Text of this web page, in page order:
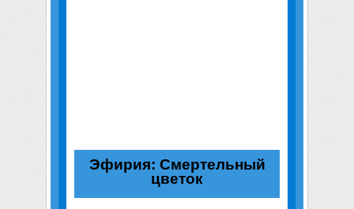
Эфирия: Смертельный
цветок